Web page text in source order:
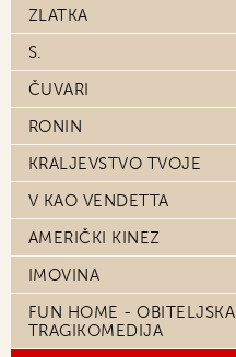
ZLATKA
S.
ČUVARI
RONIN
KRALJEVSTVO TVOJE
V KAO VENDETTA
AMERIČKI KINEZ
IMOVINA
FUN HOME - OBITELJSKA
TRAGIKOMEDIJA